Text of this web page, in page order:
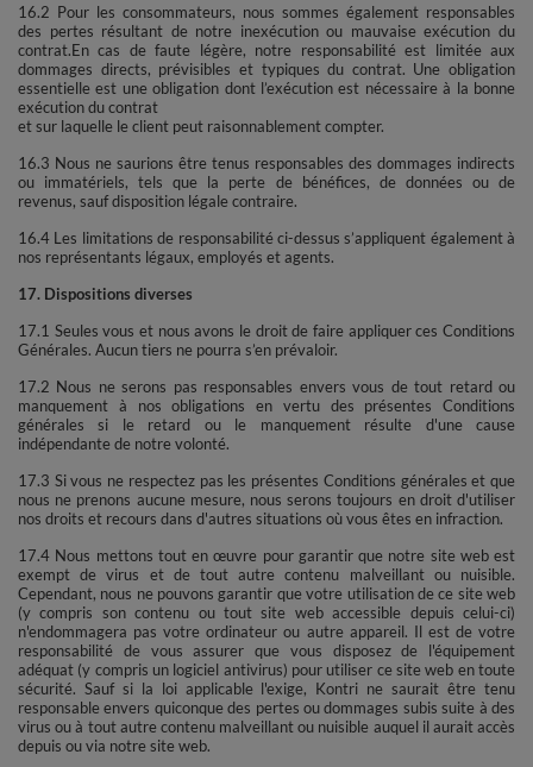
16.2 Pour les consommateurs, nous sommes également responsables
des pertes résultant de notre inexécution ou mauvaise exécution du
contrat.En cas de faute légère, notre responsabilité est limitée aux
dommages directs, prévisibles et typiques du contrat. Une obligation
essentielle est une obligation dont l’exécution est nécessaire à la bonne
exécution du contrat
et sur laquelle le client peut raisonnablement compter.
16.3 Nous ne saurions être tenus responsables des dommages indirects
ou immatériels, tels que la perte de bénéfices, de données ou de
revenus, sauf disposition légale contraire.
16.4 Les limitations de responsabilité ci-dessus s’appliquent également à
nos représentants légaux, employés et agents.
17. Dispositions diverses
17.1 Seules vous et nous avons le droit de faire appliquer ces Conditions
Générales. Aucun tiers ne pourra s’en prévaloir.
17.2 Nous ne serons pas responsables envers vous de tout retard ou
manquement à nos obligations en vertu des présentes Conditions
générales si le retard ou le manquement résulte d'une cause
indépendante de notre volonté.
17.3 Si vous ne respectez pas les présentes Conditions générales et que
nous ne prenons aucune mesure, nous serons toujours en droit d'utiliser
nos droits et recours dans d'autres situations où vous êtes en infraction.
17.4 Nous mettons tout en œuvre pour garantir que notre site web est
exempt de virus et de tout autre contenu malveillant ou nuisible.
Cependant, nous ne pouvons garantir que votre utilisation de ce site web
(y compris son contenu ou tout site web accessible depuis celui-ci)
n'endommagera pas votre ordinateur ou autre appareil. Il est de votre
responsabilité de vous assurer que vous disposez de l'équipement
adéquat (y compris un logiciel antivirus) pour utiliser ce site web en toute
sécurité. Sauf si la loi applicable l'exige, Kontri ne saurait être tenu
responsable envers quiconque des pertes ou dommages subis suite à des
virus ou à tout autre contenu malveillant ou nuisible auquel il aurait accès
depuis ou via notre site web.